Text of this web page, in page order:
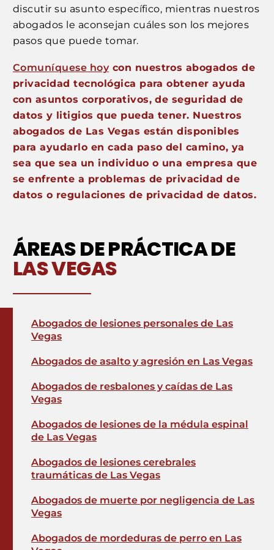
discutir su asunto específico, mientras nuestros
abogados le aconsejan cuáles son los mejores
pasos que puede tomar.
Comuníquese hoycon nuestros abogados de
privacidad tecnológica para obtener ayuda
con asuntos corporativos, de seguridad de
datos y litigios que pueda tener. Nuestros
abogados de Las Vegas están disponibles
para ayudarlo en cada paso del camino, ya
sea que sea un individuo o una empresa que
se enfrente a problemas de privacidad de
datos o regulaciones de privacidad de datos.
ÁREAS DE PRÁCTICA DE
LAS VEGAS
Abogados de lesiones personales de Las
Vegas
Abogados de asalto y agresión en Las Vegas
Abogados de resbalones y caídas de Las
Vegas
Abogados de lesiones de la médula espinal
de Las Vegas
Abogados de lesiones cerebrales
traumáticas de Las Vegas
Abogados de muerte por negligencia de Las
Vegas
Abogados de mordeduras de perro en Las